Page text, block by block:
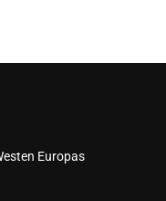
Europas